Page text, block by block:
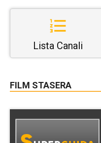
Lista Canali
FILM STASERA